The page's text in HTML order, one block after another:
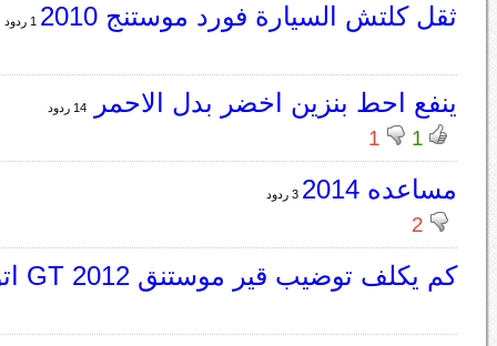
ثقل كلتش السيارة فورد موستنج 2010
ينفع احط بنزين اخضر بدل الاحمر14 ردود
1
1
مساعده 2014 3 ردود
2
كم يكلف توضيب قير موستنق 2012 GT اتومتيك